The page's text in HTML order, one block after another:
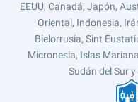
EEUU, Canadá, Japón,
Oriental, Indonesia,
Bielorrusia, Sint
Micronesia, Islas
Sudán del Sur